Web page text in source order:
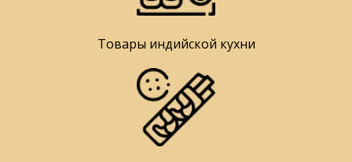
Товары индийской кухни